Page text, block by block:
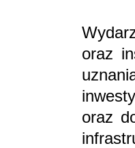
oraz
oraz